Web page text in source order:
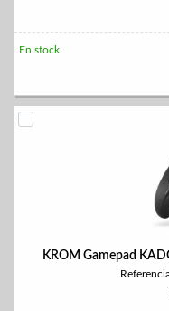
En stock
KROM Gamepad